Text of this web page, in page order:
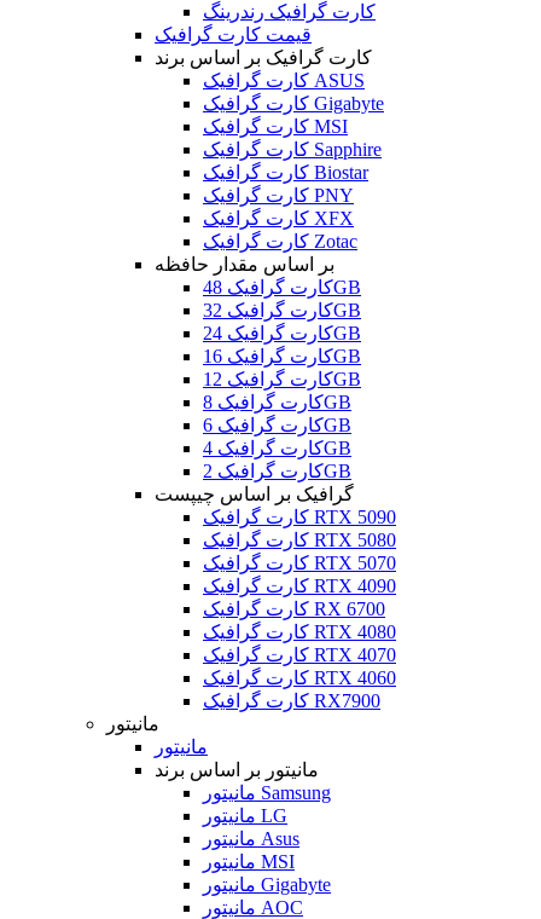
کارت گرافیک رندرینگ
قیمت کارت گرافیک
کارت گرافیک بر اساس برند
کارت گرافیک ASUS
کارت گرافیک Gigabyte
کارت گرافیک MSI
کارت گرافیک Sapphire
کارت گرافیک Biostar
کارت گرافیک PNY
کارت گرافیک XFX
کارت گرافیک Zotac
بر اساس مقدار حافظه
کارت گرافیک 48GB
کارت گرافیک 32GB
کارت گرافیک 24GB
کارت گرافیک 16GB
کارت گرافیک 12GB
کارت گرافیک 8GB
کارت گرافیک 6GB
کارت گرافیک 4GB
کارت گرافیک 2GB
گرافیک بر اساس چیپست
کارت گرافیک RTX 5090
کارت گرافیک RTX 5080
کارت گرافیک RTX 5070
کارت گرافیک RTX 4090
کارت گرافیک RX 6700
کارت گرافیک RTX 4080
کارت گرافیک RTX 4070
کارت گرافیک RTX 4060
کارت گرافیک RX7900
مانیتور
مانیتور
مانیتور بر اساس برند
مانیتور Samsung
مانیتور LG
مانیتور Asus
مانیتور MSI
مانیتور Gigabyte
مانیتور AOC